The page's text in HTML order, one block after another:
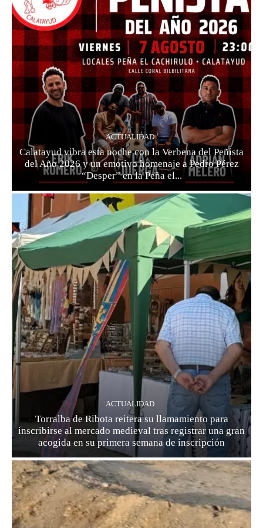
ACTUALIDAD
Calatayud vibra esta noche con la Verbena del Peñista
del Año 2026 y un emotivo homenaje a Pedro Pérez
“Desper” en la Peña el...
ACTUALIDAD
Torralba de Ribota reitera su llamamiento para
inscribirse al mercado medieval tras registrar una gran
acogida en su primera semana de inscripción